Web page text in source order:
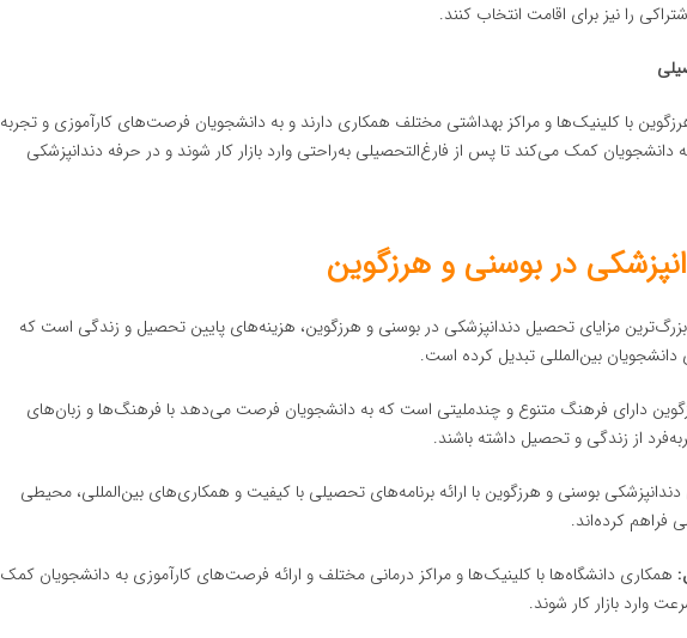
را نیز برای اقامت انتخاب کنند.
با کلینیک‌ها و مراکز بهداشتی مختلف همکاری دارند و به دانشجویان فرصت‌های کارآموزی و تجربه
کمک می‌کند تا پس از فارغ‌التحصیلی به‌راحتی وارد بازار کار شوند و در حرفه دندانپزشکی
در بوسنی و هرزگوین
مزایای تحصیل دندانپزشکی در بوسنی و هرزگوین، هزینه‌های پایین تحصیل و زندگی است که
بین‌المللی تبدیل کرده است.
دارای فرهنگ متنوع و چندملیتی است که به دانشجویان فرصت می‌دهد با فرهنگ‌ها و زبان‌های
از زندگی و تحصیل داشته باشند.
دندانپزشکی بوسنی و هرزگوین با ارائه برنامه‌های تحصیلی با کیفیت و همکاری‌های بین‌المللی، محیطی
فراهم کرده‌اند.
همکاری دانشگاه‌ها با کلینیک‌ها و مراکز درمانی مختلف و ارائه فرصت‌های کارآموزی به دانشجویان کمک
وارد بازار کار شوند.